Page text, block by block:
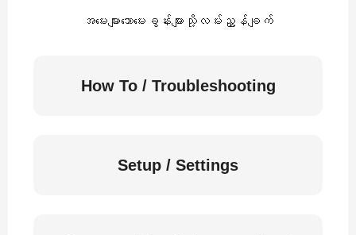
အမေးများသောမေးခွန်းများသို့လမ်းညွှန်ချက်
How To / Troubleshooting
Setup / Settings